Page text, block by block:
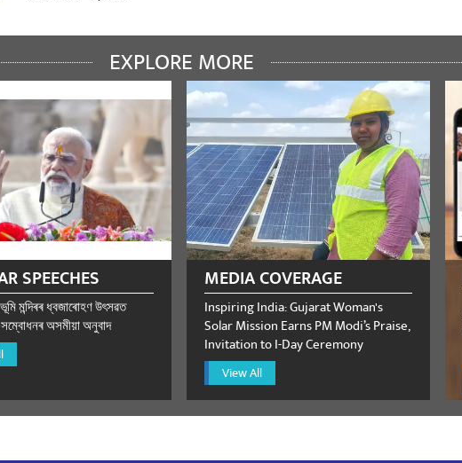
Haryana State MP December 31, 2024
MP
EXPLORE MORE
SPEECHES
মন্দিৰৰ ধ্বজাৰোহণ উৎসৱত
সম্বোধনৰ অসমীয়া অনুবাদ
MEDIA COVERAGE
Inspiring India: Gujarat Woman's
Solar Mission Earns PM Modi’s Praise,
Invitation to I-Day Ceremony
View All